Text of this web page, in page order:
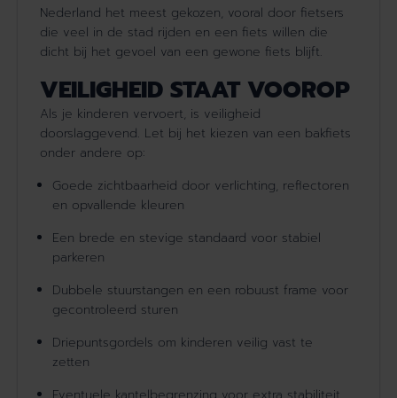
Nederland het meest gekozen, vooral door fietsers
die veel in de stad rijden en een fiets willen die
dicht bij het gevoel van een gewone fiets blijft.
VEILIGHEID STAAT VOOROP
Als je kinderen vervoert, is veiligheid
doorslaggevend. Let bij het kiezen van een bakfiets
onder andere op:
Goede zichtbaarheid door verlichting, reflectoren
en opvallende kleuren
Een brede en stevige standaard voor stabiel
parkeren
Dubbele stuurstangen en een robuust frame voor
gecontroleerd sturen
Driepuntsgordels om kinderen veilig vast te
zetten